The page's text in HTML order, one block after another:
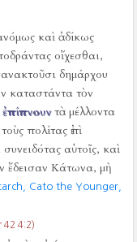
καὶ ἀδίκως
οἴχεσθαι,
δημάρχου
καταστάντα τὸν
ἐπίπνουντὰ μέλλοντα
πολίτας ἐπὶ
αὑτοῖς, καὶ
ἔδεισαν Κάτωνα, μὴ
Cato the Younger,
42 4:2)